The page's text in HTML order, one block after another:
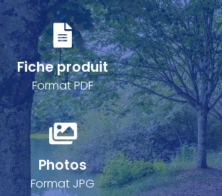
Fiche produit
Format PDF
Photos
Format JPG